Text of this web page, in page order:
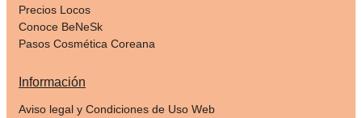
Precios Locos
Conoce BeNeSk
Pasos Cosmética Coreana
Información
Aviso legal y Condiciones de Uso Web